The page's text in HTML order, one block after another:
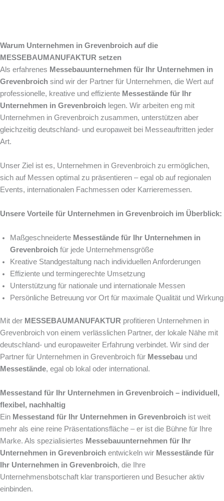
Warum Unternehmen in Grevenbroich auf die
MESSEBAUMANUFAKTUR setzen
Als erfahrenes Messebauunternehmen für Ihr Unternehmen in
Grevenbroich sind wir der Partner für Unternehmen, die Wert auf
professionelle, kreative und effiziente Messestände für Ihr
Unternehmen in Grevenbroich legen. Wir arbeiten eng mit
Unternehmen in Grevenbroich zusammen, unterstützen aber
gleichzeitig deutschland- und europaweit bei Messeauftritten jeder
Art.
Unser Ziel ist es, Unternehmen in Grevenbroich zu ermöglichen,
sich auf Messen optimal zu präsentieren – egal ob auf regionalen
Events, internationalen Fachmessen oder Karrieremessen.
Unsere Vorteile für Unternehmen in Grevenbroich im Überblick:
Maßgeschneiderte Messestände für Ihr Unternehmen in
Grevenbroich für jede Unternehmensgröße
Kreative Standgestaltung nach individuellen Anforderungen
Effiziente und termingerechte Umsetzung
Unterstützung für nationale und internationale Messen
Persönliche Betreuung vor Ort für maximale Qualität und Wirkung
Mit der MESSEBAUMANUFAKTUR profitieren Unternehmen in
Grevenbroich von einem verlässlichen Partner, der lokale Nähe mit
deutschland- und europaweiter Erfahrung verbindet. Wir sind der
Partner für Unternehmen in Grevenbroich für Messebau und
Messestände, egal ob lokal oder international.
Messestand für Ihr Unternehmen in Grevenbroich – individuell,
flexibel, nachhaltig
Ein Messestand für Ihr Unternehmen in Grevenbroich ist weit
mehr als eine reine Präsentationsfläche – er ist die Bühne für Ihre
Marke. Als spezialisiertes Messebauunternehmen für Ihr
Unternehmen in Grevenbroich entwickeln wir Messestände für
Ihr Unternehmen in Grevenbroich, die Ihre
Unternehmensbotschaft klar transportieren und Besucher aktiv
einbinden.